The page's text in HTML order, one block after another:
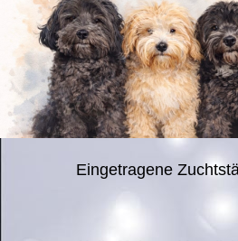
Eingetragene